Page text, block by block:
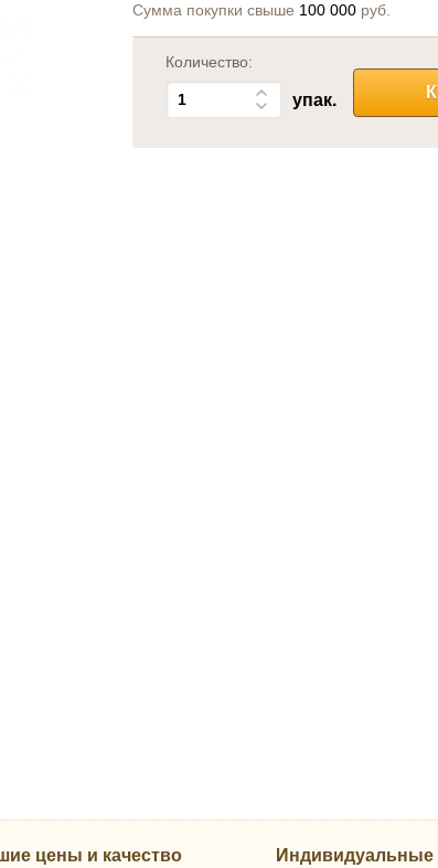
Сумма покупки свыше 100 000руб.
Количество:
упак.
цены и качество Индивидуальные